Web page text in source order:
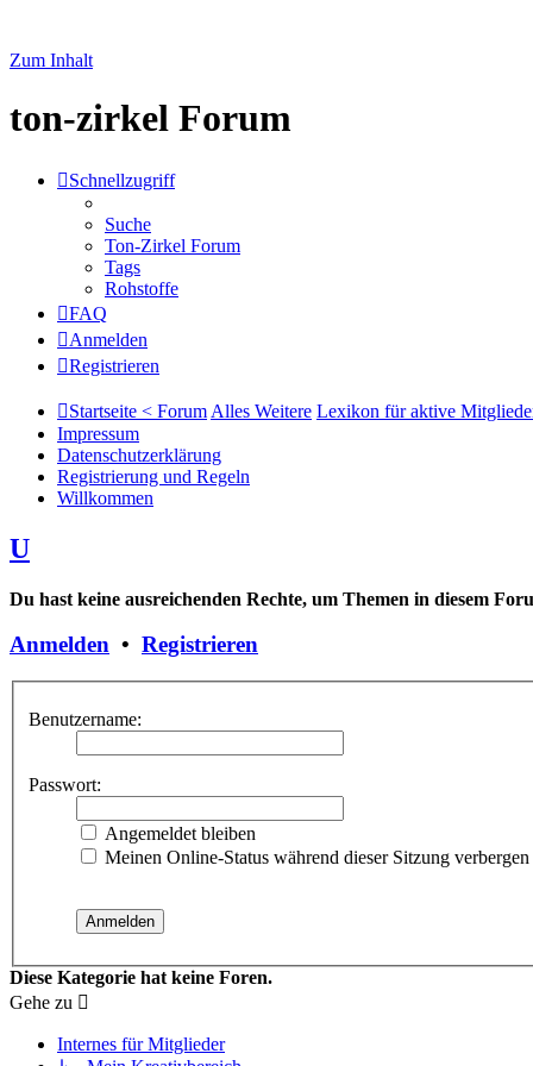
Zum Inhalt
ton-zirkel Forum
Schnellzugriff
Suche
Ton-Zirkel Forum
Tags
Rohstoffe
FAQ
Anmelden
Registrieren
Startseite < Forum Alles Weitere Lexikon für aktive
Impressum
Datenschutzerklärung
Registrierung und Regeln
Willkommen
U
Du hast keine ausreichenden Rechte, um Themen in diesem
Anmelden • Registrieren
Benutzername:
Passwort:
Angemeldet bleiben
Meinen Online-Status während dieser Sitzung verbergen
Diese Kategorie hat keine Foren.
Gehe zu
Internes für Mitglieder